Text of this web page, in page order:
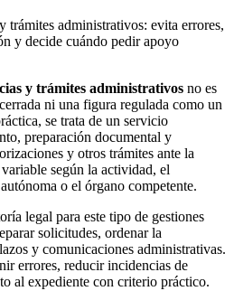
trámites administrativos: evita errores,
y decide cuándo pedir apoyo
y trámites administrativos no es
ni una figura regulada como un
se trata de un servicio
preparación documental y
y otros trámites ante la
según la actividad, el
o el órgano competente.
legal para este tipo de gestiones
solicitudes, ordenar la
y comunicaciones administrativas.
errores, reducir incidencias de
al expediente con criterio práctico.